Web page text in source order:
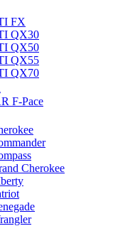
FX
QX30
QX50
QX55
QX70
F-Pace
Cherokee